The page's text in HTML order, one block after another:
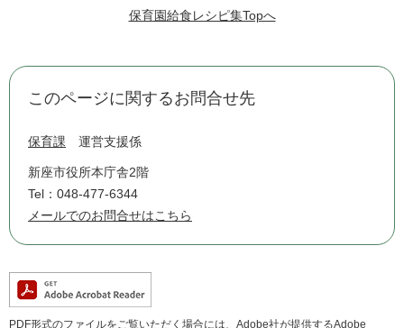
保育園給食レシピ集Topへ
このページに関するお問合せ先
保育課 運営支援係
新座市役所本庁舎2階
Tel：048-477-6344
メールでのお問合せはこちら
PDF形式のファイルをご覧いただく場合には、Adobe社が提供するAdobe